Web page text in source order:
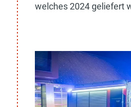
welches 2024 geliefert